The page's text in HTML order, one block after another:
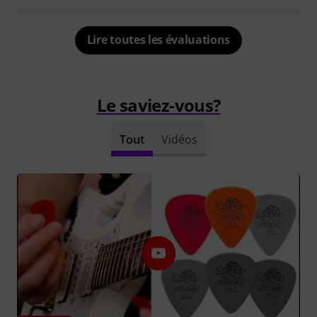
Lire toutes les évaluations
Le saviez-vous?
Tout Vidéos